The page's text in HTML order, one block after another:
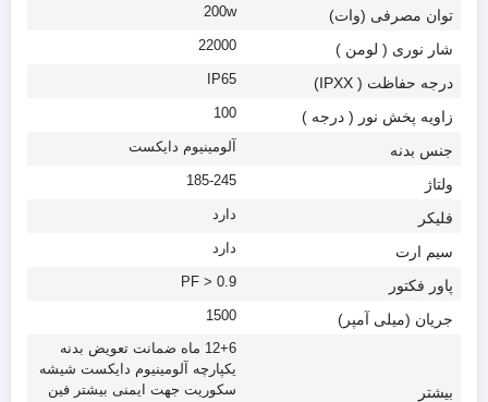
توان مصرفی (وات) 200w
شار نوری ( لومن ) 22000
درجه حفاظت ( IPXX) IP65
زاویه پخش نور ( درجه ) 100
جنس بدنه آلومینیوم دایکست
ولتاژ 185-245
فلیکر دارد
سیم ارت دارد
پاور فکتور PF > 0.9
جریان (میلی آمپر) 1500
بیشتر
12+6 ماه ضمانت تعویض بدنه
یکپارچه آلومینیوم دایکست شیشه
سکوریت جهت ایمنی بیشتر فین